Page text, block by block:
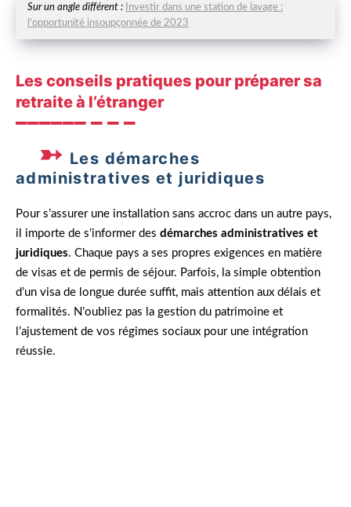
Sur un angle différent :
Investir dans une station de lavage :
l’opportunité insoupçonnée de 2023
Les conseils pratiques pour préparer sa
retraite à l’étranger
Les démarches
administratives et juridiques
Pour s’assurer une installation sans accroc dans un autre pays,
il importe de s’informer des démarches administratives et
juridiques. Chaque pays a ses propres exigences en matière
de visas et de permis de séjour. Parfois, la simple obtention
d’un visa de longue durée suffit, mais attention aux délais et
formalités. N’oubliez pas la gestion du patrimoine et
l’ajustement de vos régimes sociaux pour une intégration
réussie.